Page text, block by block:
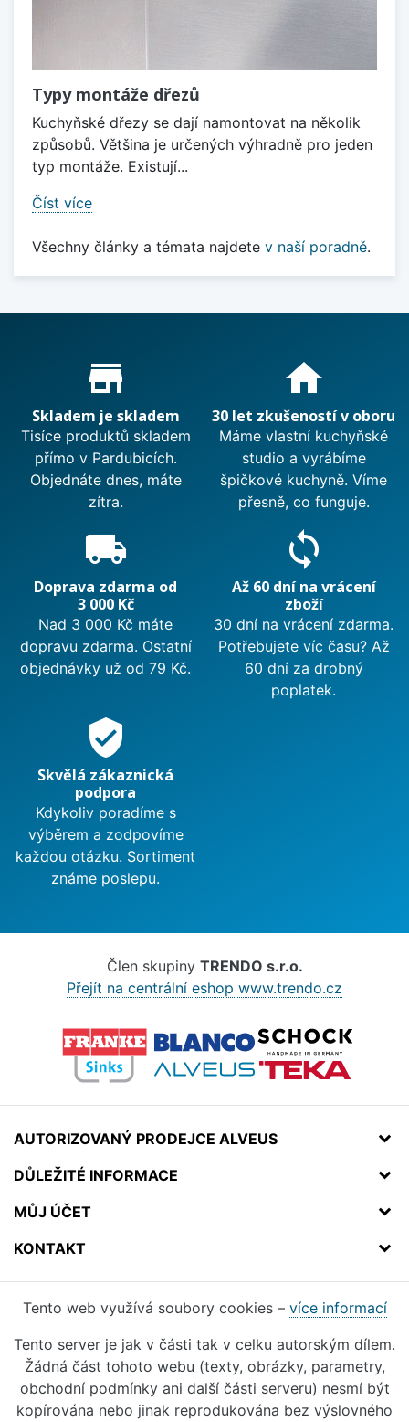
Typy montáže dřezů
Kuchyňské dřezy se dají namontovat na několik
způsobů. Většina je určených výhradně pro jeden
typ montáže. Existují...
Číst více
Všechny články a témata najdete v naší poradně.
Proč nakupovat u nás?
store_mall_directory
Skladem je skladem
Tisíce produktů skladem
přímo v Pardubicích.
Objednáte dnes, máte
zítra.
home
30 let zkušeností v oboru
Máme vlastní kuchyňské
studio a vyrábíme
špičkové kuchyně. Víme
přesně, co funguje.
local_shipping
Doprava zdarma od
3 000 Kč
Nad 3 000 Kč máte
dopravu zdarma. Ostatní
objednávky už od 79 Kč.
sync
Až 60 dní na vrácení
zboží
30 dní na vrácení zdarma.
Potřebujete víc času? Až
60 dní za drobný
poplatek.
verified_user
Skvělá zákaznická
podpora
Kdykoliv poradíme s
výběrem a zodpovíme
každou otázku. Sortiment
známe poslepu.
Člen skupiny TRENDO s.r.o.
Přejít na centrální eshop www.trendo.cz
AUTORIZOVANÝ PRODEJCE ALVEUS
DŮLEŽITÉ INFORMACE
MŮJ ÚČET
KONTAKT
Tento web využívá soubory cookies – více informací
Tento server je jak v části tak v celku autorským dílem.
Žádná část tohoto webu (texty, obrázky, parametry,
obchodní podmínky ani další části serveru) nesmí být
kopírována nebo jinak reprodukována bez výslovného